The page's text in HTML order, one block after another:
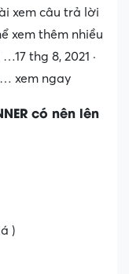
xem câu trả lời
xem thêm nhiều
thg 8, 2021 ·
xem ngay
có nên lên
)